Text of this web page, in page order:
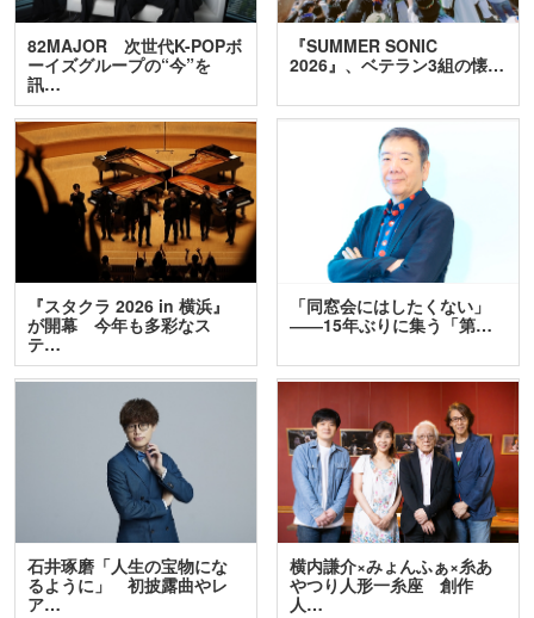
82MAJOR 次世代K-POPボ
ーイズグループの“今”を
訊…
『SUMMER SONIC
2026』、ベテラン3組の懐…
『スタクラ 2026 in 横浜』
が開幕 今年も多彩なス
テ…
「同窓会にはしたくない」
――15年ぶりに集う「第…
石井琢磨「人生の宝物にな
るように」 初披露曲やレ
ア…
横内謙介×みょんふぁ×糸あ
やつり人形一糸座 創作
人…